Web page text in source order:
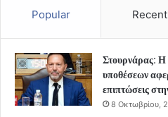
Popular Recent
Στουρνάρας: Η
υποθέσεων
επιπτώσεις
8 Οκτωβρίου,